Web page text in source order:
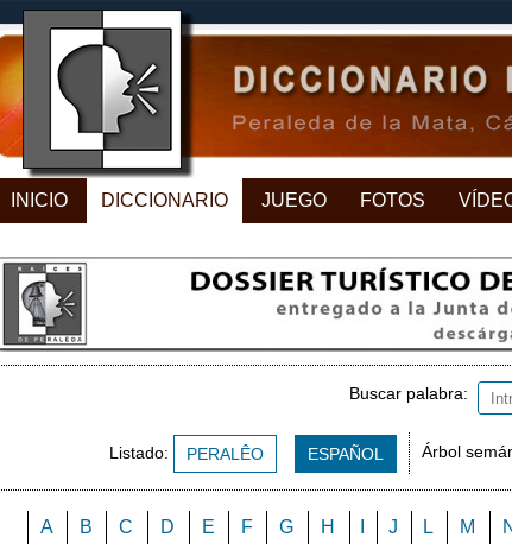
INICIO DICCIONARIO JUEGO FOTOS
Buscar palabra:
Listado: PERALÊO ESPAÑOL Árbol
A B C D E F G H J L M N